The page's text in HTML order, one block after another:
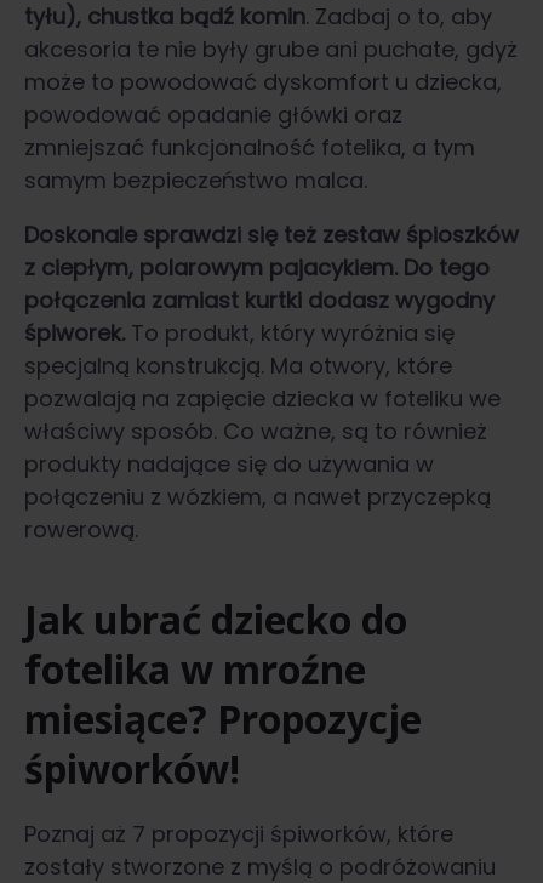
tyłu), chustka bądź komin. Zadbaj o to, aby
akcesoria te nie były grube ani puchate, gdyż
może to powodować dyskomfort u dziecka,
powodować opadanie główki oraz
zmniejszać funkcjonalność fotelika, a tym
samym bezpieczeństwo malca.
Doskonale sprawdzi się też zestaw śpioszków
z ciepłym, polarowym pajacykiem. Do tego
połączenia zamiast kurtki dodasz wygodny
śpiworek. To produkt, który wyróżnia się
specjalną konstrukcją. Ma otwory, które
pozwalają na zapięcie dziecka w foteliku we
właściwy sposób. Co ważne, są to również
produkty nadające się do używania w
połączeniu z wózkiem, a nawet przyczepką
rowerową.
Jak ubrać dziecko do
fotelika w mroźne
miesiące? Propozycje
śpiworków!
Poznaj aż 7 propozycji śpiworków, które
zostały stworzone z myślą o podróżowaniu